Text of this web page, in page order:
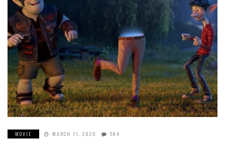
MOVIE MARCH 11, 2020 584